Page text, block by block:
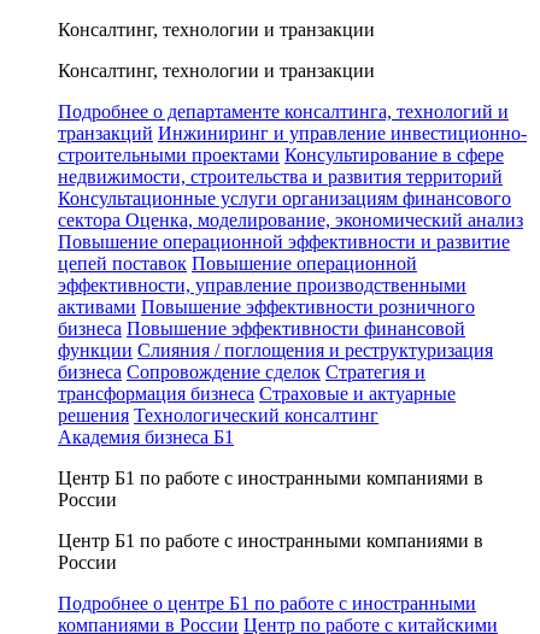
Консалтинг, технологии и транзакции
Консалтинг, технологии и транзакции
Подробнее о департаменте консалтинга, технологий и
транзакций Инжиниринг и управление инвестиционно-
строительными проектами Консультирование в сфере
недвижимости, строительства и развития территорий
Консультационные услуги организациям финансового
сектора Оценка, моделирование, экономический анализ
Повышение операционной эффективности и развитие
цепей поставок Повышение операционной
эффективности, управление производственными
активами Повышение эффективности розничного
бизнеса Повышение эффективности финансовой
функции Слияния / поглощения и реструктуризация
бизнеса Сопровождение сделок Стратегия и
трансформация бизнеса Страховые и актуарные
решения Технологический консалтинг
Академия бизнеса Б1
Центр Б1 по работе с иностранными компаниями в
России
Центр Б1 по работе с иностранными компаниями в
России
Подробнее о центре Б1 по работе с иностранными
компаниями в России Центр по работе с китайскими